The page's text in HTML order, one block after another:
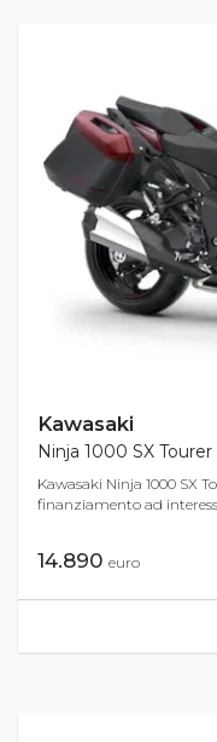
Kawasaki
Ninja 1000 SX Tourer
Kawasaki Ninja 1000 SX
finanziamento ad
14.890 euro